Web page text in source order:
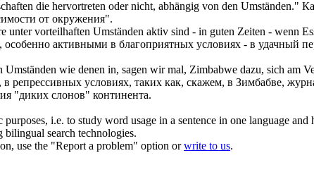
die hervortreten oder nicht, abhängig von den Umständen."
от окружения".
unter vorteilhaften Umständen aktiv sind - in guten Zeiten - wenn
активными в благоприятных условиях - в удачный
Umständen wie denen in, sagen wir mal, Zimbabwe dazu, sich am
репрессивных условиях, таких как, скажем, в Зимбабве,
"диких слонов" континента.
i.e. to study word usage in a sentence in one language
search technologies.
use the "Report a problem" option orwrite to us.